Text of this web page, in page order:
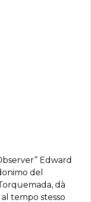
Edward
del
dà
tempo stesso